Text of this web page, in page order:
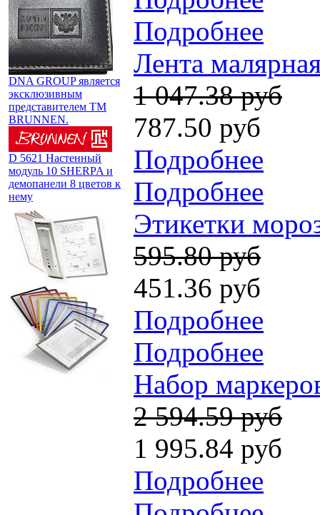
DNA GROUP является
эксклюзивным
представителем TM
BRUNNEN.
D 5621 Настенный
модуль 10 SHERPA и
демопанели 8 цветов к
нему
Подробнее
Лента
1 047.38 руб
787.50 руб
Подробнее
Подробнее
Этикетки
595.80 руб
451.36 руб
Подробнее
Подробнее
Набор
2 594.59 руб
1 995.84 руб
Подробнее